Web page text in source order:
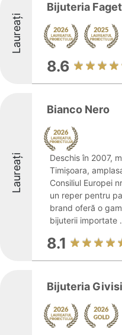
Laureați
Bijuteria Faget
8.6
Laureați
Bianco Nero
Deschis în 2007,
Timișoara,
Consiliul Europei
un reper pentru
brand oferă o
bijuterii importate
8.1
Bijuteria